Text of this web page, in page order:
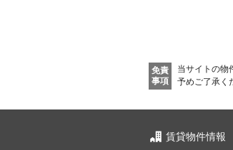
免責
事項
当サイトの物
予めご了承く
賃貸物件情報